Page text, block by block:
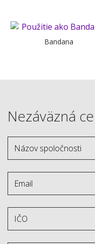
Bandana
Nezáväzná
(názov
*
IČO